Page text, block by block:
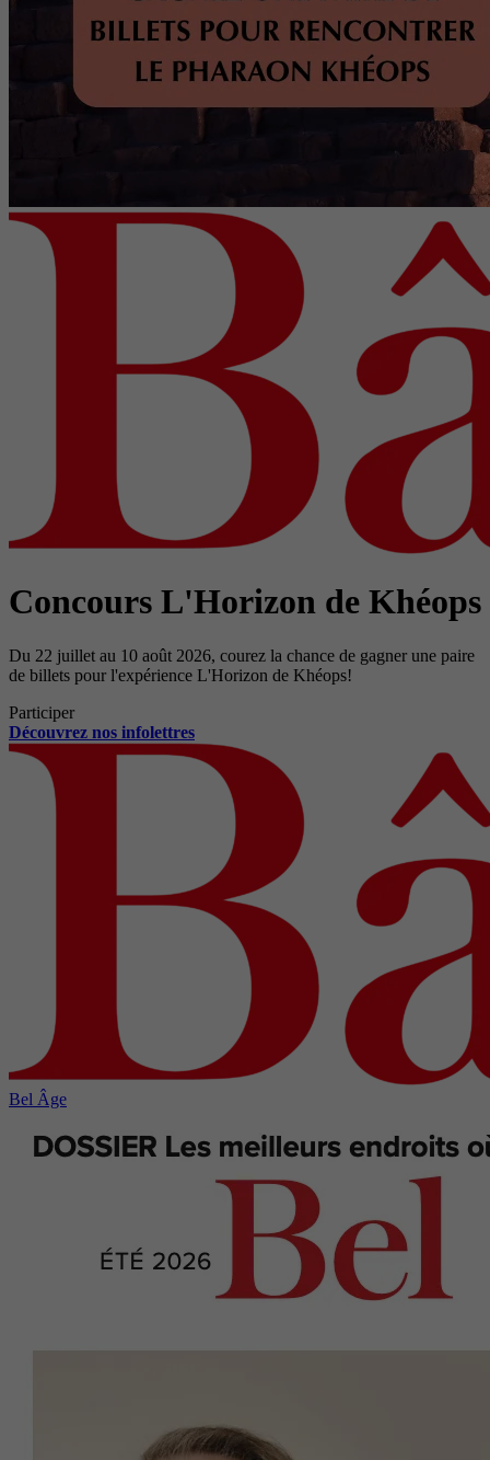
Concours L'Horizon de Khéops
Du 22 juillet au 10 août 2026, courez la chance de gagner une paire
de billets pour l'expérience L'Horizon de Khéops!
Participer
Découvrez nos infolettres
Bel Âge